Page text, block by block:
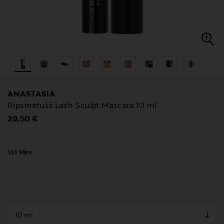
ANASTASIA
Ripsmetušš Lash Sculpt Mascara 10 ml
Original Price
29,50 €
Vali Värv